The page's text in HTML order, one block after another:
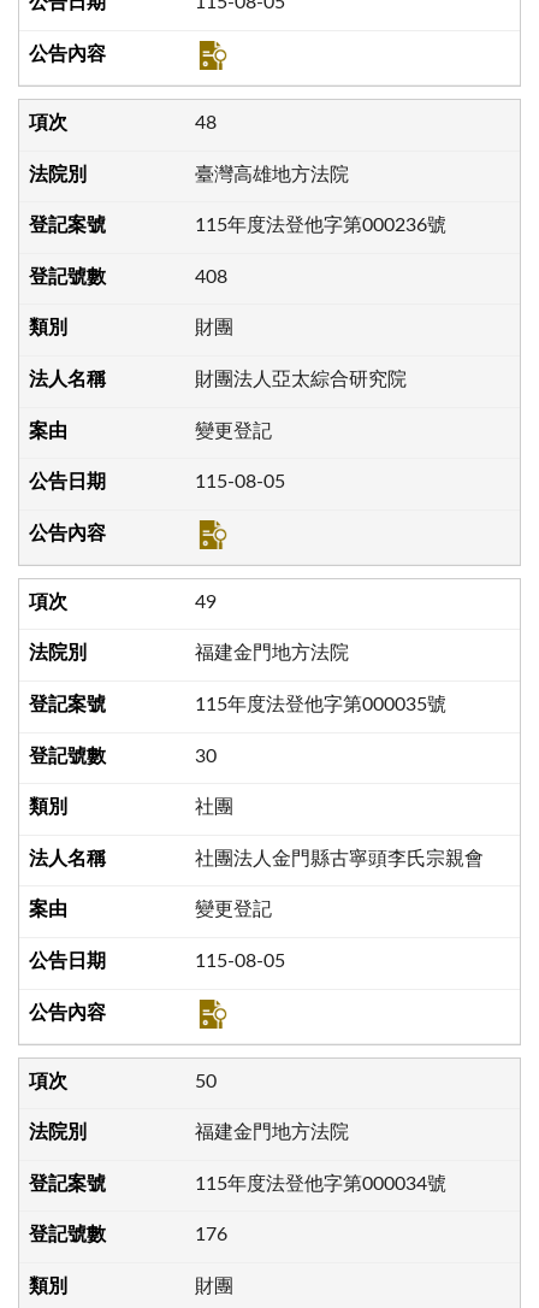
48
臺灣高雄地方法院
115年度法登他字第000236號
408
財團
財團法人亞太綜合研究院
變更登記
115-08-05
49
福建金門地方法院
115年度法登他字第000035號
30
社團
社團法人金門縣古寧頭李氏宗親會
變更登記
115-08-05
50
福建金門地方法院
115年度法登他字第000034號
176
財團